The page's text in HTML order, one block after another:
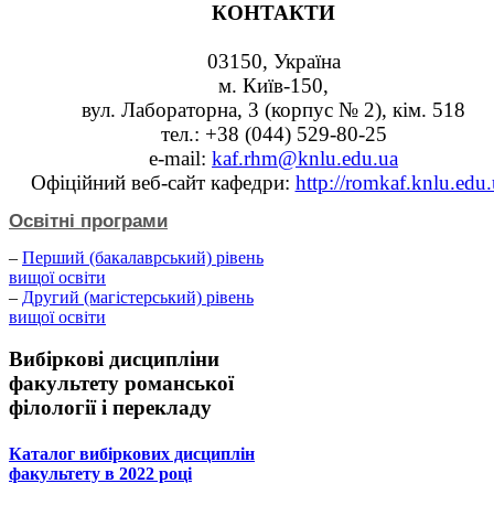
КОНТАКТИ
03150, Україна
м. Київ-150,
вул. Лабораторна, 3 (корпус № 2), кім. 518
тел.: +38 (044) 529-80-25
e-mail: kaf.rhm@knlu.edu.ua
Офіційний веб-сайт кафедри: http://
Освітні програми
– Перший (бакалаврський) рівень
вищої освіти
– Другий (магістерський) рівень
вищої освіти
Вибіркові дисципліни
факультету романської
філології і перекладу
Каталог вибіркових дисциплін
факультету в 2022 році